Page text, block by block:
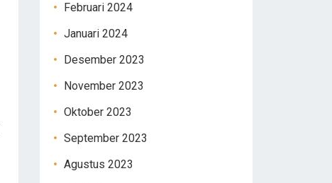
Februari 2024
Januari 2024
Desember 2023
November 2023
Oktober 2023
September 2023
Agustus 2023